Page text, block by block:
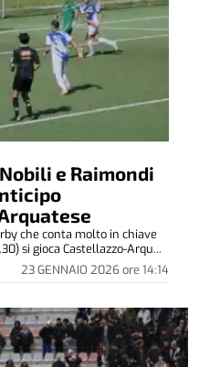
e Raimondi
23 GENNAIO 2026ore 14:14
che conta molto in chiave
si gioca Castellazzo-Arqu...